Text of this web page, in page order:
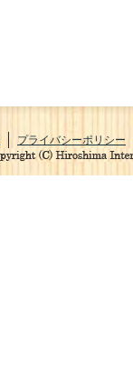
プライバシーポリシー